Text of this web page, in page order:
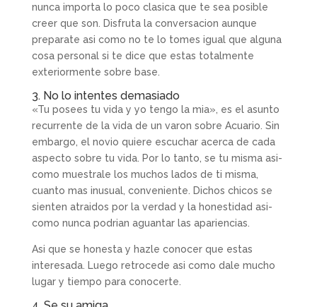
nunca importa lo poco clasica que te sea posible
creer que son. Disfruta la conversacion aunque
preparate asi­ como no te lo tomes igual que alguna
cosa personal si te dice que estas totalmente
exteriormente sobre base.
3. No lo intentes demasiado
«Tu posees tu vida y yo tengo la mia», es el asunto
recurrente de la vida de un varon sobre Acuario. Sin
embargo, el novio quiere escuchar acerca de cada
aspecto sobre tu vida. Por lo tanto, se tu misma asi­
como muestrale los muchos lados de ti misma,
cuanto mas inusual, conveniente. Dichos chicos se
sienten atraidos por la verdad y la honestidad asi­
como nunca podri­an aguantar las apariencias.
Asi que se honesta y hazle conocer que estas
interesada. Luego retrocede asi­ como dale mucho
lugar y tiempo para conocerte.